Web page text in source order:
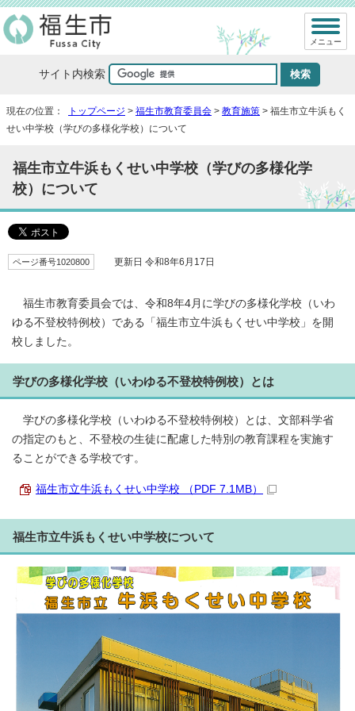
サイト内検索
メニュー
現在の位置： トップページ > 福生市教育委員会 > 教育施策 > 福生市立牛浜もく
せい中学校（学びの多様化学校）について
福生市立牛浜もくせい中学校（学びの多様化学
校）について
ページ番号1020800 更新日 令和8年6月17日
福生市教育委員会では、令和8年4月に学びの多様化学校（いわ
ゆる不登校特例校）である「福生市立牛浜もくせい中学校」を開
校しました。
学びの多様化学校（いわゆる不登校特例校）とは
学びの多様化学校（いわゆる不登校特例校）とは、文部科学省
の指定のもと、不登校の生徒に配慮した特別の教育課程を実施す
ることができる学校です。
福生市立牛浜もくせい中学校 （PDF 7.1MB）
福生市立牛浜もくせい中学校について